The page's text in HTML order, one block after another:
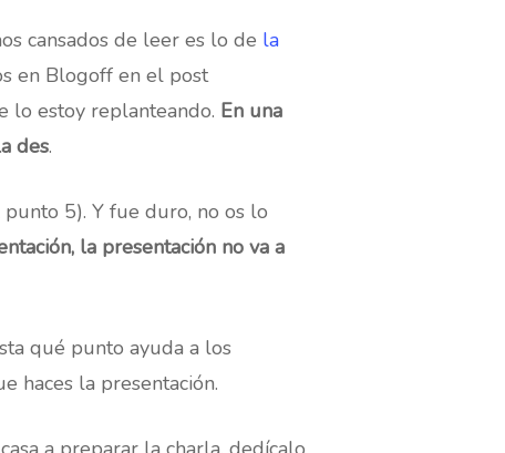
cansados de leer es lo de la
en Blogoff en el post
lo estoy replanteando. En una
des.
5). Y fue duro, no os lo
la presentación no va a
qué punto ayuda a los
haces la presentación.